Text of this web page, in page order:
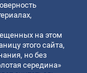
на этом
этого сайта,
но без
середина»